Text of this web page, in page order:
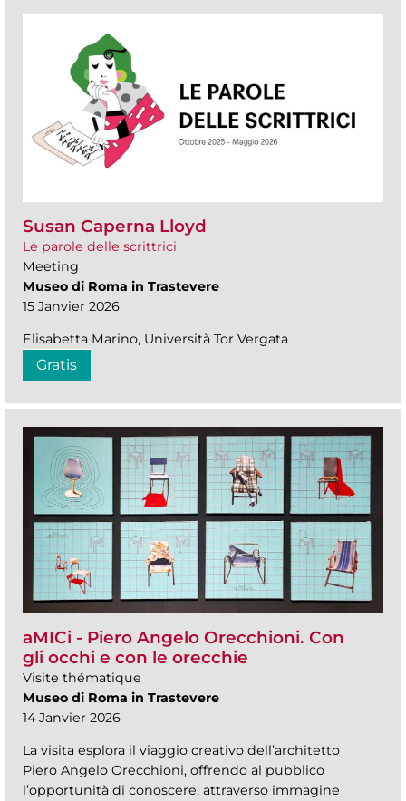
Susan Caperna Lloyd
Le parole delle scrittrici
Meeting
Museo di Roma in Trastevere
15 Janvier 2026
Elisabetta Marino, Università Tor Vergata
Gratis
aMICi - Piero Angelo Orecchioni. Con
gli occhi e con le orecchie
Visite thématique
Museo di Roma in Trastevere
14 Janvier 2026
La visita esplora il viaggio creativo dell’architetto
Piero Angelo Orecchioni, offrendo al pubblico
l’opportunità di conoscere, attraverso immagine